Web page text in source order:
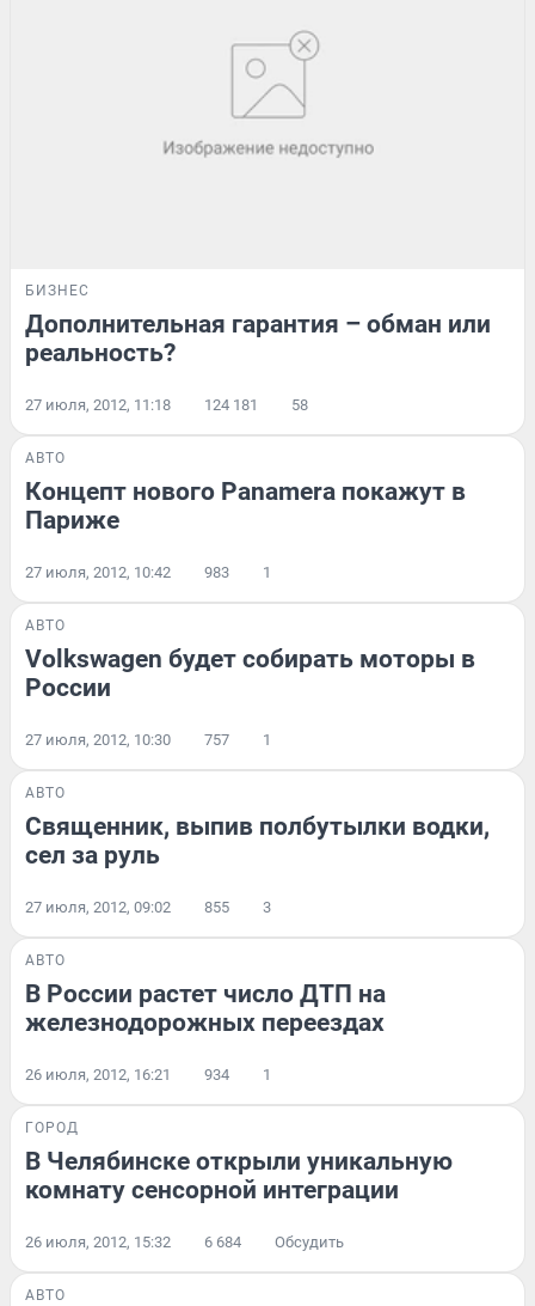
БИЗНЕС
Дополнительная гарантия – обман или
реальность?
27 июля, 2012, 11:18 124 181 58
АВТО
Концепт нового Panamera покажут в
Париже
27 июля, 2012, 10:42 983 1
АВТО
Volkswagen будет собирать моторы в
России
27 июля, 2012, 10:30 757 1
АВТО
Священник, выпив полбутылки водки,
сел за руль
27 июля, 2012, 09:02 855 3
АВТО
В России растет число ДТП на
железнодорожных переездах
26 июля, 2012, 16:21 934 1
ГОРОД
В Челябинске открыли уникальную
комнату сенсорной интеграции
26 июля, 2012, 15:32 6 684 Обсудить
АВТО